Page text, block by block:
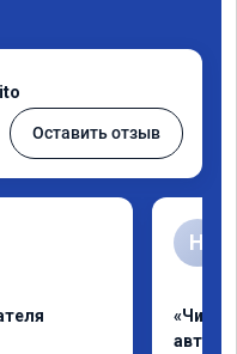
Оставить отзыв
Н
«Чип